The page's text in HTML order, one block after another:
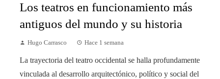
Los teatros en funcionamiento más
antiguos del mundo y su historia
Hugo Carrasco Hace 1 semana
La trayectoria del teatro occidental se halla profundamente
vinculada al desarrollo arquitectónico, político y social del